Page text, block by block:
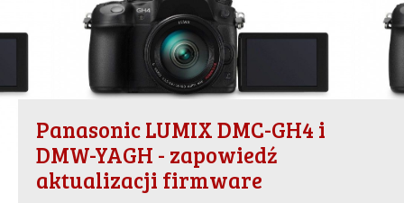
Panasonic LUMIX DMC-GH4 i
DMW-YAGH - zapowiedź
aktualizacji firmware